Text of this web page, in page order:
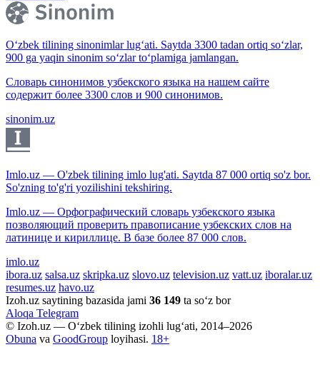
O‘zbek tilining sinonimlar lug‘ati. Saytda 3300 tadan ortiq so‘zlar,
900 ga yaqin sinonim so‘zlar to‘plamiga jamlangan.
Словарь синонимов узбекского языка на нашем сайте
содержит более 3300 слов и 900 синонимов.
sinonim.uz
Imlo.uz — O'zbek tilining imlo lug'ati. Saytda 87 000 ortiq so'z bor.
So'zning to'g'ri yozilishini tekshiring.
Imlo.uz — Орфографический словарь узбекского языка
позволяющий проверить правописание узбекских слов на
латинице и кириллице. В базе более 87 000 слов.
imlo.uz
ibora.uz salsa.uz skripka.uz slovo.uz television.uz vatt.uz iboralar.uz
resumes.uz havo.uz
Izoh.uz saytining bazasida jami 36 149 ta so‘z bor
Aloqa Telegram
© Izoh.uz — O‘zbek tilining izohli lug‘ati, 2014–2026
Obuna va GoodGroup loyihasi. 18+